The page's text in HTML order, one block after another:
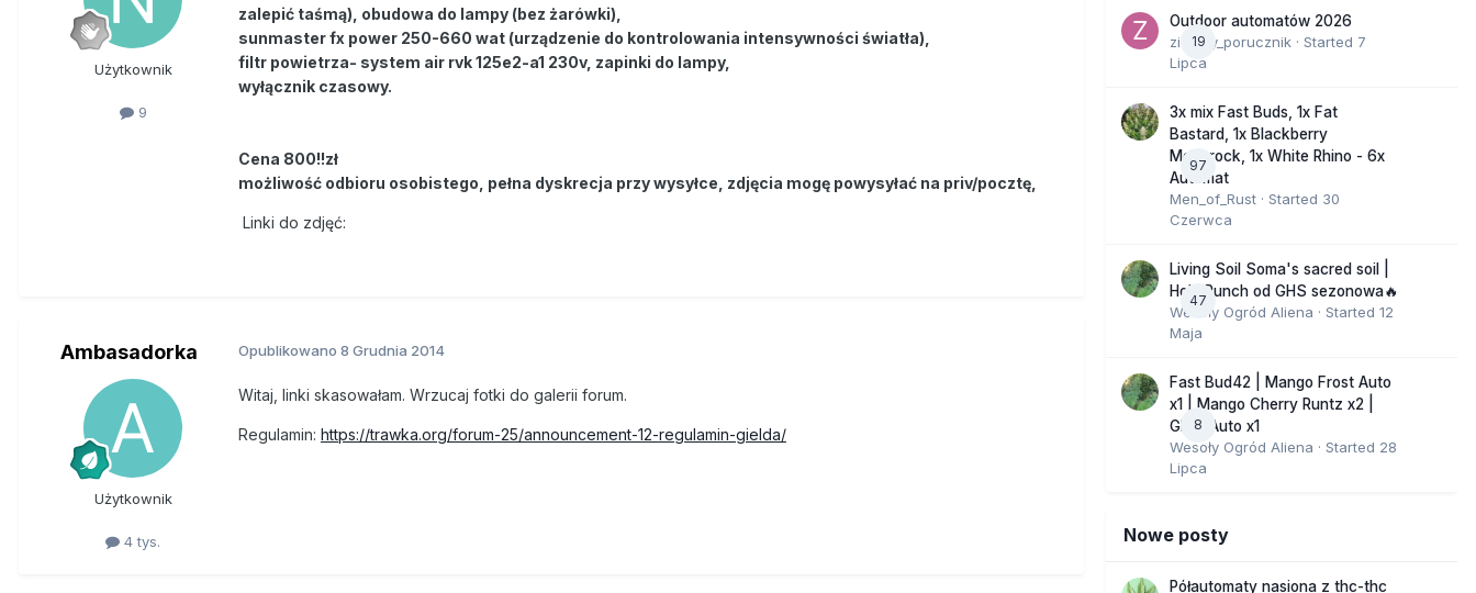
Użytkownik
9
zalepić taśmą), obudowa do lampy (bez żarówki),
sunmaster fx power 250-660 wat (urządzenie do kontrolowania intensywności światła),
filtr powietrza- system air rvk 125e2-a1 230v, zapinki do lampy,
wyłącznik czasowy.
Cena 800!!zł
możliwość odbioru osobistego, pełna dyskrecja przy wysyłce, zdjęcia mogę powysyłać na priv/pocztę,
Linki do zdjęć:
Ambasadorka
Użytkownik
4 tys.
Opublikowano 8 Grudnia 2014
Witaj, linki skasowałam. Wrzucaj fotki do galerii forum.
Regulamin: https://trawka.org/forum-25/announcement-12-regulamin-gielda/
19
Outdoor automatów 2026
zielony_porucznik · Started 7
Lipca
97
3x mix Fast Buds, 1x Fat
Bastard, 1x Blackberry
Moonrock, 1x White Rhino - 6x
Automat
Men_of_Rust · Started 30
Czerwca
47
Living Soil Soma's sacred soil |
Holy Punch od GHS sezonowa🔥
Wesoły Ogród Aliena · Started 12
Maja
8
Fast Bud42 | Mango Frost Auto
x1 | Mango Cherry Runtz x2 |
GMO Auto x1
Wesoły Ogród Aliena · Started 28
Lipca
Nowe posty
Półautomaty nasiona z thc-thc